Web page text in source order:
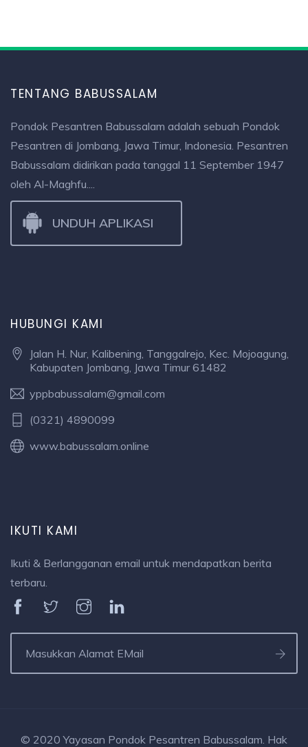
TENTANG BABUSSALAM
Pondok Pesantren Babussalam adalah sebuah Pondok
Pesantren di Jombang, Jawa Timur, Indonesia. Pesantren
Babussalam didirikan pada tanggal 11 September 1947
oleh Al-Maghfu....
UNDUH APLIKASI
HUBUNGI KAMI
Jalan H. Nur, Kalibening, Tanggalrejo, Kec. Mojoagung,
Kabupaten Jombang, Jawa Timur 61482
yppbabussalam@gmail.com
(0321) 4890099
www.babussalam.online
IKUTI KAMI
Ikuti & Berlangganan email untuk mendapatkan berita
terbaru.
© 2020 Yayasan Pondok Pesantren Babussalam. Hak